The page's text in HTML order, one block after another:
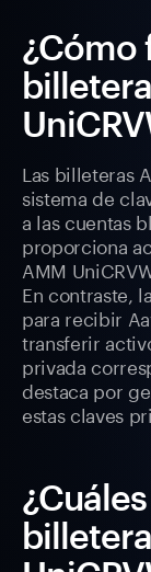
¿Cómo
Las billeteras
sistema de
a las cuentas
proporciona
AMM
En contraste,
para recibir
transferir
privada
destaca por
estas claves